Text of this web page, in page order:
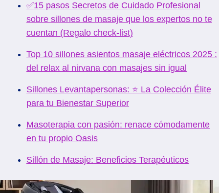
✅15 pasos Secretos de Cuidado Profesional
sobre sillones de masaje que los expertos no te
cuentan (Regalo check-list)
Top 10 sillones asientos masaje eléctricos 2025 :
del relax al nirvana con masajes sin igual
Sillones Levantapersonas: ⭐ La Colección Élite
para tu Bienestar Superior
Masoterapia con pasión: renace cómodamente
en tu propio Oasis
Sillón de Masaje: Beneficios Terapéuticos